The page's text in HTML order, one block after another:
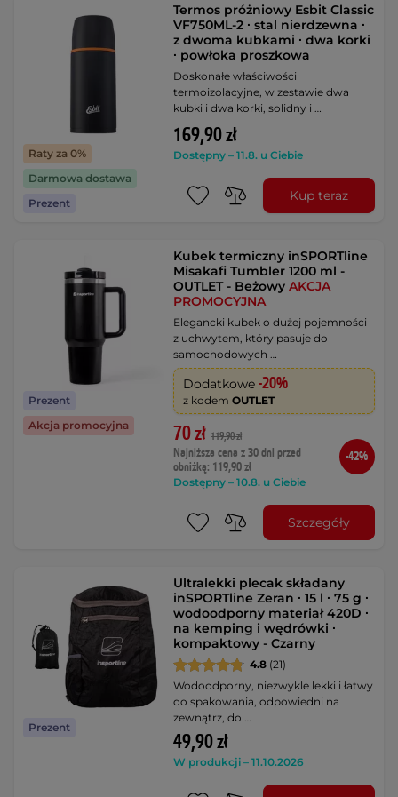
Raty za 0%
Darmowa dostawa
Prezent
Termos próżniowy Esbit Classic
VF750ML-2 ∙ stal nierdzewna ∙
z dwoma kubkami ∙ dwa korki
∙ powłoka proszkowa
Doskonałe właściwości
termoizolacyjne, w zestawie dwa
kubki i dwa korki, solidny i …
169,90 zł
Dostępny – 11.8. u Ciebie
Kup teraz
Prezent
Akcja promocyjna
Kubek termiczny inSPORTline
Misakafi Tumbler 1200 ml -
OUTLET - BeżowyAKCJA
PROMOCYJNA
Elegancki kubek o dużej pojemności
z uchwytem, który pasuje do
samochodowych …
Dodatkowe -20%
z kodemOUTLET
70 zł 119,90 zł
Najniższa cena z 30 dni przed
obniżką: 119,90 zł
Dostępny – 10.8. u Ciebie
-42%
Szczegóły
Prezent
Ultralekki plecak składany
inSPORTline Zeran ∙ 15 l ∙ 75 g ∙
wodoodporny materiał 420D ∙
na kemping i wędrówki ∙
kompaktowy - Czarny
4.8 (21)
Wodoodporny, niezwykle lekki i łatwy
do spakowania, odpowiedni na
zewnątrz, do …
49,90 zł
W produkcji – 11.10.2026